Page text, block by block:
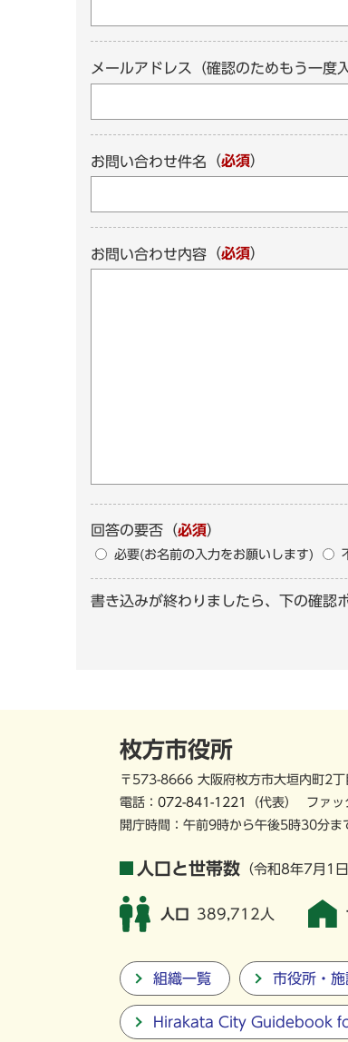
メールアドレス（確認のためもう一度
お問い合わせ件名 （必須）
お問い合わせ内容 （必須）
回答の要否 （必須）
必要(お名前の入力をお願いします)
書き込みが終わりましたら、下の確認
枚方市役所
〒573-8666 大阪府枚方市大垣内町2
電話： 072-841-1221 （代表） ファ
開庁時間：午前9時から午後5時30分ま
人口と世帯数 （令和8年7月1日
人口 389,712人
組織一覧 市役所・施
Hirakata City Guidebook